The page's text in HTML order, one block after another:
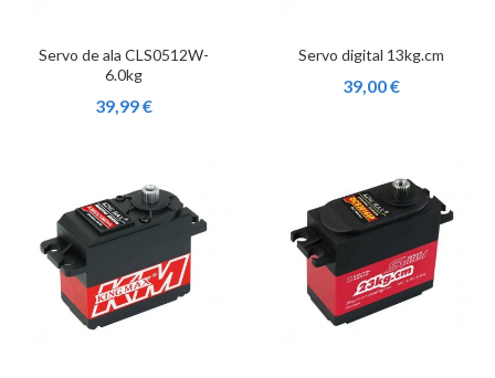
Servo de ala CLS0512W-
6.0kg
39,99 €
Servo digital 13kg.cm
39,00 €